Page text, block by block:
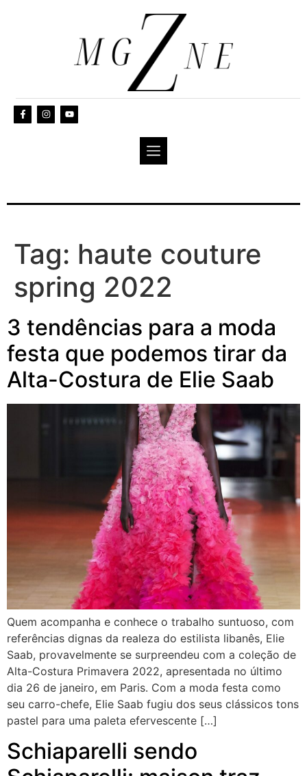
Tag: haute couture
spring 2022
3 tendências para a moda
festa que podemos tirar da
Alta-Costura de Elie Saab
Quem acompanha e conhece o trabalho suntuoso, com
referências dignas da realeza do estilista libanês, Elie
Saab, provavelmente se surpreendeu com a coleção de
Alta-Costura Primavera 2022, apresentada no último
dia 26 de janeiro, em Paris. Com a moda festa como
seu carro-chefe, Elie Saab fugiu dos seus clássicos tons
pastel para uma paleta efervescente […]
Schiaparelli sendo